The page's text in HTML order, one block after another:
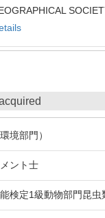
境部門）
ント士
検定1級動物部門昆虫